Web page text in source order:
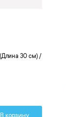
30 см) /
В корзину